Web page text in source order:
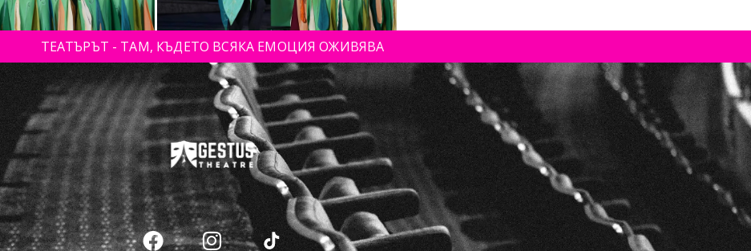
ТЕАТЪРЪТ - ТАМ, КЪДЕТО ВСЯКА ЕМОЦИЯ ОЖИВЯВА